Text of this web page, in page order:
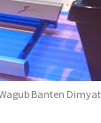
Banten